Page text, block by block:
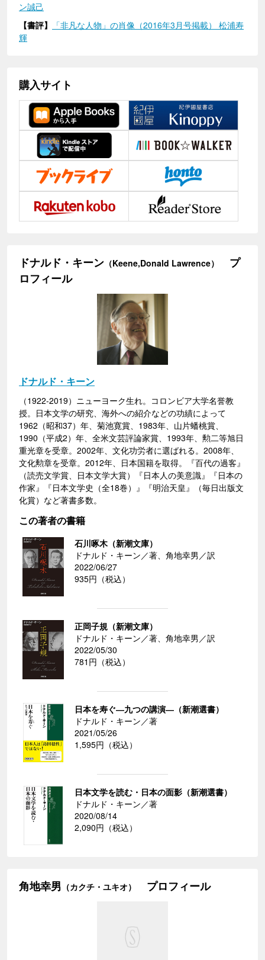
ン誠己
【書評】
「非凡な人物」の肖像（2016年3月号掲載） 松浦寿
輝
購入サイト
ドナルド・キーン （Keene,Donald Lawrence）
プ
ロフィール
ドナルド・キーン
（1922-2019）ニューヨーク生れ。コロンビア大学名誉教
授。日本文学の研究、海外への紹介などの功績によって
1962（昭和37）年、菊池寛賞、1983年、山片蟠桃賞、
1990（平成2）年、全米文芸評論家賞、1993年、勲二等旭日
重光章を受章。2002年、文化功労者に選ばれる。2008年、
文化勲章を受章。2012年、日本国籍を取得。『百代の過客』
（読売文学賞、日本文学大賞）『日本人の美意識』『日本の
作家』『日本文学史（全18巻）』『明治天皇』（毎日出版文
化賞）など著書多数。
この著者の書籍
石川啄木（新潮文庫）
ドナルド・キーン／著、角地幸男／訳
2022/06/27
935円（税込）
正岡子規（新潮文庫）
ドナルド・キーン／著、角地幸男／訳
2022/05/30
781円（税込）
日本を寿ぐ―九つの講演―（新潮選書）
ドナルド・キーン／著
2021/05/26
1,595円（税込）
日本文学を読む・日本の面影（新潮選書）
ドナルド・キーン／著
2020/08/14
2,090円（税込）
角地幸男 （カクチ・ユキオ） プロフィール